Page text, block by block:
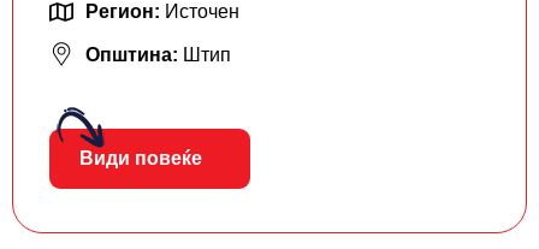
Регион: Источен
Општина: Штип
Види повеќе